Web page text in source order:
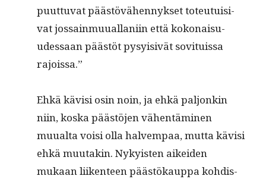
puut­tuvat päästövähen­nyk­set toteu­tu­isi­
vat jos­sain­muual­lani­in että kokon­aisu­
udessaan päästöt pysy­i­sivät sovi­tuis­sa
rajoissa.”
Ehkä kävisi osin noin, ja ehkä paljonkin
niin, kos­ka päästö­jen vähen­tämi­nen
muual­ta voisi olla halvem­paa, mut­ta kävisi
ehkä muu­takin. Nyky­is­ten aikei­den
mukaan liiken­teen päästökaup­pa kohdis­